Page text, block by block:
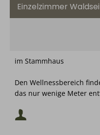
Mindestbelegung:
Maximalbelegung:
Einzelzimmer
im Stammhaus
Den Wellnessbereich
das nur wenige Meter
Mindestbelegung: